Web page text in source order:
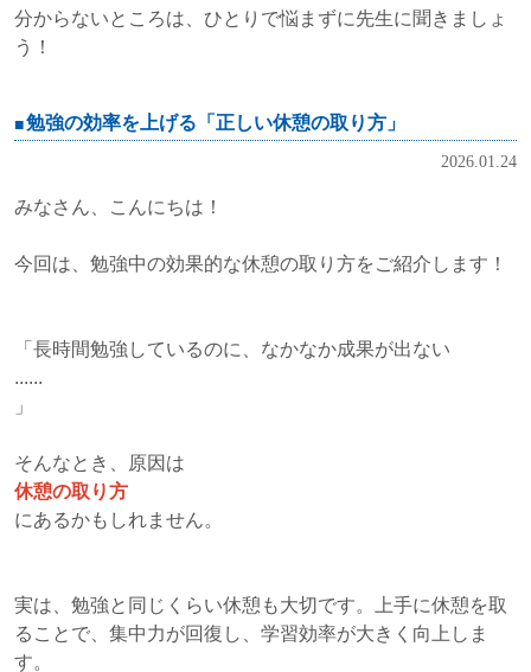
分からないところは、ひとりで悩まずに先生に聞きましょ
う！
勉強の効率を上げる「正しい休憩の取り方」
2026.01.24
みなさん、こんにちは！
今回は、勉強中の効果的な休憩の取り方をご紹介します！
「長時間勉強しているのに、なかなか成果が出ない
......
」
そんなとき、原因は
休憩の取り方
にあるかもしれません。
実は、勉強と同じくらい休憩も大切です。上手に休憩を取
ることで、集中力が回復し、学習効率が大きく向上しま
す。